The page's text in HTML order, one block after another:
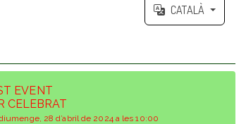
CATALÀ
EVENT
CELEBRAT
28 d’abril de 2024 a les 10:00